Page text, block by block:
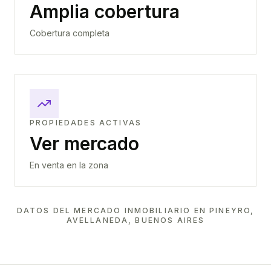
Amplia cobertura
Cobertura completa
PROPIEDADES ACTIVAS
Ver mercado
En venta en la zona
DATOS DEL MERCADO INMOBILIARIO ENPINEYRO,
AVELLANEDA, BUENOS AIRES